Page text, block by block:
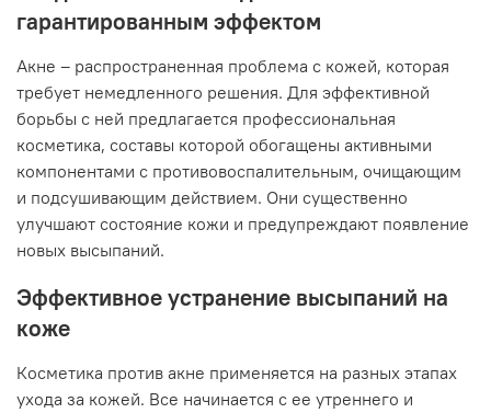
гарантированным эффектом
Акне – распространенная проблема с кожей, которая
требует немедленного решения. Для эффективной
борьбы с ней предлагается профессиональная
косметика, составы которой обогащены активными
компонентами с противовоспалительным, очищающим
и подсушивающим действием. Они существенно
улучшают состояние кожи и предупреждают появление
новых высыпаний.
Эффективное устранение высыпаний на
коже
Косметика против акне применяется на разных этапах
ухода за кожей. Все начинается с ее утреннего и